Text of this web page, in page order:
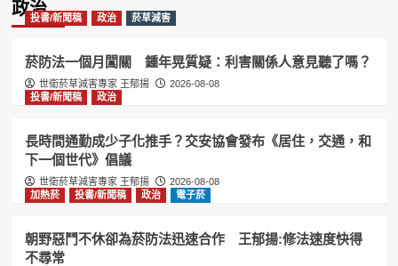
菸草減害
台灣禁菸聯盟籲效仿英國推動無煙世代
讓台灣《菸害防制法》與英國接軌
1
投書/新聞稿
錯誤修法將讓紙菸銷量與黑市雙贏
政治投書/新聞稿 政治 菸草減害
菸防法一個月闖關 鍾年晃質疑：利害關係人意見聽了嗎？
世衛菸草減害專家 王郁揚
2026-08-08
投書/新聞稿
政治
長時間通勤成少子化推手？交安協會發布《居住，交通，和
下一個世代》倡議
世衛菸草減害專家 王郁揚
2026-08-08
加熱菸
投書/新聞稿 政治 電子菸
朝野惡鬥不休卻為菸防法迅速合作 王郁揚:修法速度快得
不尋常